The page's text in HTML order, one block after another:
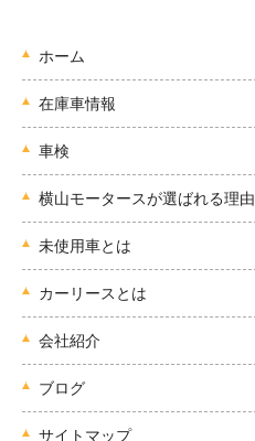
ホーム
在庫車情報
車検
横山モータースが選ばれる理由
未使用車とは
カーリースとは
会社紹介
ブログ
サイトマップ